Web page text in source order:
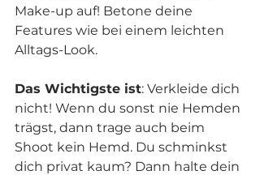
Make-up auf! Betone deine
Features wie bei einem leichten
Alltags-Look.
Das Wichtigste ist: Verkleide dich
nicht! Wenn du sonst nie Hemden
trägst, dann trage auch beim
Shoot kein Hemd. Du schminkst
dich privat kaum? Dann halte dein